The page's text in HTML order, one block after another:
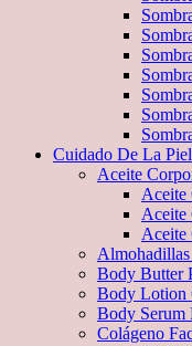
Cuidado De La Piel
Aceite
Aceite
Aceite
Aceite
Body Butter
Body Lotion
Body Serum
Colágeno